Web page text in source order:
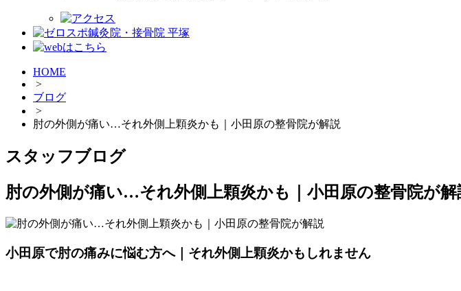
HOME
>
ブログ
>
肘の外側が痛い…それ外側上顆炎かも｜小田原の整骨院が解説
スタッフブログ
肘の外側が痛い…それ外側上顆炎かも｜小田原の整骨院が
小田原で肘の痛みに悩む方へ｜それ外側上顆炎かもしれません